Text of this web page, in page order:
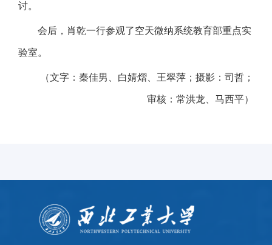
讨。
会后，肖乾一行参观了空天微纳系统教育部重点实
验室。
（文字：秦佳男、白婧熠、王翠萍；摄影：司哲；
审核：常洪龙、马西平）